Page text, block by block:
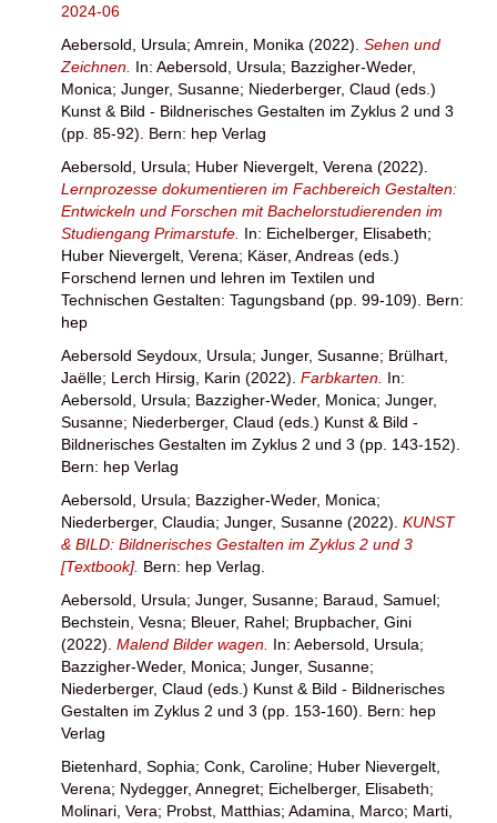
2024-06
Aebersold, Ursula; Amrein, Monika (2022). Sehen und
Zeichnen. In: Aebersold, Ursula; Bazzigher-Weder,
Monica; Junger, Susanne; Niederberger, Claud (eds.)
Kunst & Bild - Bildnerisches Gestalten im Zyklus 2 und 3
(pp. 85-92). Bern: hep Verlag
Aebersold, Ursula; Huber Nievergelt, Verena (2022).
Lernprozesse dokumentieren im Fachbereich Gestalten:
Entwickeln und Forschen mit Bachelorstudierenden im
Studiengang Primarstufe. In: Eichelberger, Elisabeth;
Huber Nievergelt, Verena; Käser, Andreas (eds.)
Forschend lernen und lehren im Textilen und
Technischen Gestalten: Tagungsband (pp. 99-109). Bern:
hep
Aebersold Seydoux, Ursula; Junger, Susanne; Brülhart,
Jaëlle; Lerch Hirsig, Karin (2022). Farbkarten. In:
Aebersold, Ursula; Bazzigher-Weder, Monica; Junger,
Susanne; Niederberger, Claud (eds.) Kunst & Bild -
Bildnerisches Gestalten im Zyklus 2 und 3 (pp. 143-152).
Bern: hep Verlag
Aebersold, Ursula; Bazzigher-Weder, Monica;
Niederberger, Claudia; Junger, Susanne (2022). KUNST
& BILD: Bildnerisches Gestalten im Zyklus 2 und 3
[Textbook]. Bern: hep Verlag.
Aebersold, Ursula; Junger, Susanne; Baraud, Samuel;
Bechstein, Vesna; Bleuer, Rahel; Brupbacher, Gini
(2022). Malend Bilder wagen. In: Aebersold, Ursula;
Bazzigher-Weder, Monica; Junger, Susanne;
Niederberger, Claud (eds.) Kunst & Bild - Bildnerisches
Gestalten im Zyklus 2 und 3 (pp. 153-160). Bern: hep
Verlag
Bietenhard, Sophia; Conk, Caroline; Huber Nievergelt,
Verena; Nydegger, Annegret; Eichelberger, Elisabeth;
Molinari, Vera; Probst, Matthias; Adamina, Marco; Marti,